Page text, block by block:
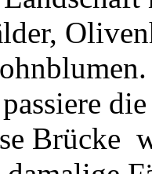
Brücke